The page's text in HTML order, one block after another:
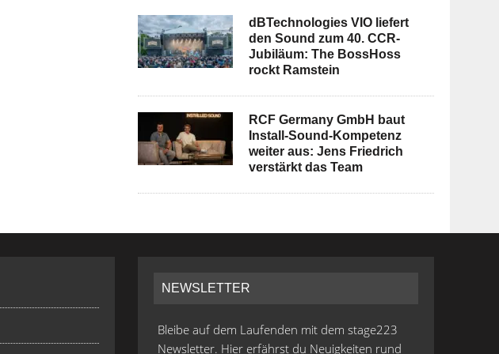
dBTechnologies VIO liefert
den Sound zum 40. CCR-
Jubiläum: The BossHoss
rockt Ramstein
RCF Germany GmbH baut
Install-Sound-Kompetenz
weiter aus: Jens Friedrich
verstärkt das Team
NEWSLETTER
Bleibe auf dem Laufenden mit dem stage223
Newsletter. Hier erfährst du Neuigkeiten rund